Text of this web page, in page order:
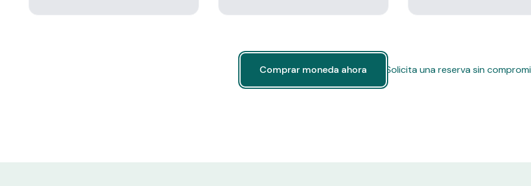
Comprar moneda ahora
Comprar moneda ahora
Solicita una reserva sin